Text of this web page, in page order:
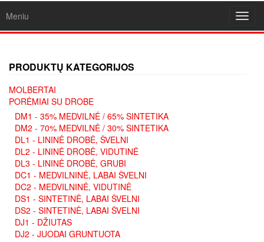
Meniu
PRODUKTŲ KATEGORIJOS
MOLBERTAI
PORĖMIAI SU DROBE
DM1 - 35% MEDVILNĖ / 65% SINTETIKA
DM2 - 70% MEDVILNĖ / 30% SINTETIKA
DL1 - LININĖ DROBĖ, ŠVELNI
DL2 - LININĖ DROBĖ, VIDUTINĖ
DL3 - LININĖ DROBĖ, GRUBI
DC1 - MEDVILNINĖ, LABAI ŠVELNI
DC2 - MEDVILNINĖ, VIDUTINĖ
DS1 - SINTETINĖ, LABAI ŠVELNI
DS2 - SINTETINĖ, LABAI ŠVELNI
DJ1 - DŽIUTAS
DJ2 - JUODAI GRUNTUOTA